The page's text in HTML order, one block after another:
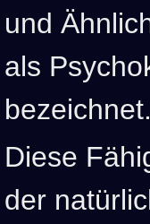
und
als
bezeichnet.
Diese
der